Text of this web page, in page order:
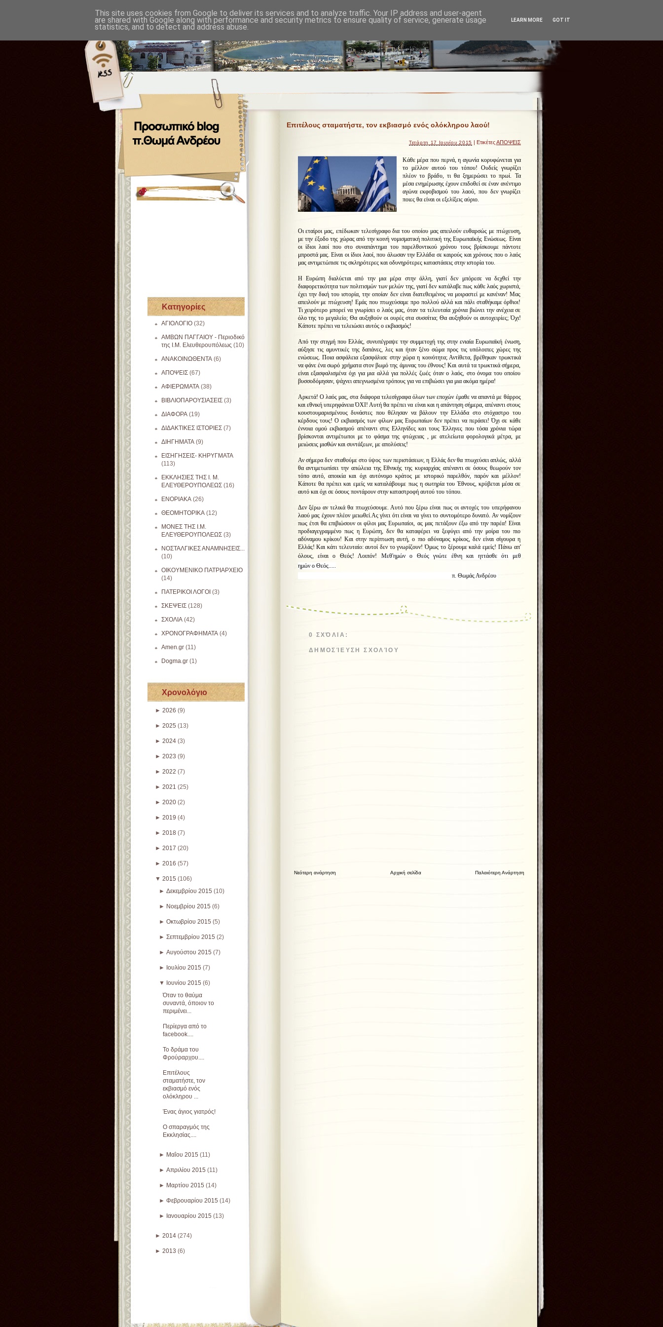
Κατηγορίες
ΑΓΙΟΛΟΓΙΟ (32)
ΑΜΒΩΝ ΠΑΓΓΑΙΟΥ - Περιοδικό
της Ι.Μ. Ελευθερουπόλεως (10)
ΑΝΑΚΟΙΝΩΘΕΝΤΑ (6)
ΑΠΟΨΕΙΣ (67)
ΑΦΙΕΡΩΜΑΤΑ (38)
ΒΙΒΛΙΟΠΑΡΟΥΣΙΑΣΕΙΣ (3)
ΔΙΑΦΟΡΑ (19)
ΔΙΔΑΚΤΙΚΕΣ ΙΣΤΟΡΙΕΣ (7)
ΔΙΗΓΗΜΑΤΑ (9)
ΕΙΣΗΓΗΣΕΙΣ- ΚΗΡΥΓΜΑΤΑ
(113)
ΕΚΚΛΗΣΙΕΣ ΤΗΣ Ι. Μ.
ΕΛΕΥΘΕΡΟΥΠΟΛΕΩΣ (16)
ΕΝΟΡΙΑΚΑ (26)
ΘΕΟΜΗΤΟΡΙΚΑ (12)
ΜΟΝΕΣ ΤΗΣ Ι.Μ.
ΕΛΕΥΘΕΡΟΥΠΟΛΕΩΣ (3)
ΝΟΣΤΑΛΓΙΚΕΣ ΑΝΑΜΝΗΣΕΙΣ...
(10)
ΟΙΚΟΥΜΕΝΙΚΟ ΠΑΤΡΙΑΡΧΕΙΟ
(14)
ΠΑΤΕΡΙΚΟΙ ΛΟΓΟΙ (3)
ΣΚΕΨΕΙΣ (128)
ΣΧΟΛΙΑ (42)
ΧΡΟΝΟΓΡΑΦΗΜΑΤΑ (4)
Amen.gr (11)
Dogma.gr (1)
Χρονολόγιο
► 2026 (9)
► 2025 (13)
► 2024 (3)
► 2023 (9)
► 2022 (7)
► 2021 (25)
► 2020 (2)
► 2019 (4)
► 2018 (7)
► 2017 (20)
► 2016 (57)
▼ 2015 (106)
► Δεκεμβρίου 2015 (10)
► Νοεμβρίου 2015 (6)
► Οκτωβρίου 2015 (5)
► Σεπτεμβρίου 2015 (2)
► Αυγούστου 2015 (7)
► Ιουλίου 2015 (7)
▼ Ιουνίου 2015 (6)
Όταν το θαύμα
συναντά, όποιον το
περιμένει...
Περίεργα από το
facebook....
Το δράμα του
Φρούραρχου....
Επιτέλους
σταματήστε, τον
εκβιασμό ενός
ολόκληρου ...
Ένας άγιος γιατρός!
Ο σπαραγμός της
Εκκλησίας....
► Μαΐου 2015 (11)
► Απριλίου 2015 (11)
► Μαρτίου 2015 (14)
► Φεβρουαρίου 2015 (14)
► Ιανουαρίου 2015 (13)
► 2014 (274)
► 2013 (6)
Επιτέλους σταματήστε, τον εκβιασμό ενός ολόκληρου λαού!
Τετάρτη 17 Ιουνίου 2015 | ΕτικέτεςΑΠΟΨΕΙΣ
Κάθε μέρα που περνά, η αγωνία κορυφώνεται για
το μέλλον αυτού του τόπου! Ουδείς γνωρίζει
πλέον το βράδυ, τι θα ξημερώσει το πρωί. Τα
μέσα ενημέρωσης έχουν επιδοθεί σε έναν ανέντιμο
αγώνα εκφοβισμού του λαού, που δεν γνωρίζει
ποιες θα είναι οι εξελίξεις αύριο.
Οι εταίροι μας, επέδωκαν τελεσίγραφο δια του οποίου μας απειλούν ευθαρσώς με πτώχευση,
με την έξοδο της χώρας από την κοινή νομισματική πολιτική της Ευρωπαϊκής Ενώσεως. Είναι
οι ίδιοι λαοί που στο συναπάντημα του παρελθοντικού χρόνου τους βρίσκουμε πάντοτε
μπροστά μας. Είναι οι ίδιοι λαοί, που άλωσαν την Ελλάδα σε καιρούς και χρόνους που ο λαός
μας αντιμετώπισε τις σκληρότερες και οδυνηρότερες καταστάσεις στην ιστορία του.
Η Ευρώπη διαλύεται από την μια μέρα στην άλλη, γιατί δεν μπόρεσε να δεχθεί την
διαφορετικότητα των πολιτισμών των μελών της, γιατί δεν κατάλαβε πως κάθε λαός χωριστά,
έχει την δική του ιστορία, την οποίαν δεν είναι διατεθειμένος να μοιραστεί με κανέναν! Μας
απειλούν με πτώχευση! Εμάς που πτωχεύσαμε προ πολλού αλλά και πάλι σταθήκαμε όρθιοι!
Τι χειρότερο μπορεί να γνωρίσει ο λαός μας, όταν τα τελευταία χρόνια βιώνει την ανέχεια σε
όλο της το μεγαλείο; Θα αυξηθούν οι ουρές στα συσσίτια; Θα αυξηθούν οι αυτοχειρίες; Όχι!
Κάποτε πρέπει να τελειώσει αυτός ο εκβιασμός!
Από την στιγμή που Ελλάς, συνυπέγραψε την συμμετοχή της στην ενιαία Ευρωπαϊκή ένωση,
αύξησε τις αμυντικές της δαπάνες, λες και ήταν ξένο σώμα προς τις υπόλοιπες χώρες της
ενώσεως. Ποια ασφάλεια εξασφάλισε στην χώρα η κοινότητα; Αντίθετα, βρέθηκαν τρωκτικά
να φάνε ένα σωρό χρήματα στον βωμό της άμυνας του έθνους! Και αυτά τα τρωκτικά σήμερα,
είναι εξασφαλισμένα όχι για μια αλλά για πολλές ζωές όταν ο λαός, στο όνομα του οποίου
βυσσοδόμησαν, ψάχνει απεγνωσμένα τρόπους για να επιβιώσει για μια ακόμα ημέρα!
Αρκετά! Ο λαός μας, στα διάφορα τελεσίγραφα όλων των εποχών έμαθε να απαντά με θάρρος
και εθνική υπερηφάνεια ΌΧΙ! Αυτή θα πρέπει να είναι και η απάντηση σήμερα, απέναντι στους
κουστουμαρισμένους δυνάστες που θέλησαν να βάλουν την Ελλάδα στο στόχαστρο του
κέρδους τους! Ο εκβιασμός των φίλων μας Ευρωπαίων δεν πρέπει να περάσει! Όχι σε κάθε
έννοια ομού εκβιασμού απέναντι στις Ελληνίδες και τους Έλληνες που τόσα χρόνια τώρα
βρίσκονται αντιμέτωποι με το φάσμα της φτώχειας , με ατελείωτα φορολογικά μέτρα, με
μειώσεις μισθών και συντάξεων, με απολύσεις!
Αν σήμερα δεν σταθούμε στο ύψος των περιστάσεων, η Ελλάς δεν θα πτωχεύσει απλώς, αλλά
θα αντιμετωπίσει την απώλεια της Εθνικής της κυριαρχίας απέναντι σε όσους θεωρούν τον
τόπο αυτό, αποικία και όχι αυτόνομο κράτος με ιστορικό παρελθόν, παρόν και μέλλον!
Κάποτε θα πρέπει και εμείς να καταλάβουμε πως η σωτηρία του Έθνους, κρύβεται μέσα σε
αυτό και όχι σε όσους ποντάρουν στην καταστροφή αυτού του τόπου.
Δεν ξέρω αν τελικά θα πτωχεύσουμε. Αυτό που ξέρω είναι πως οι αντοχές του υπερήφανου
λαού μας έχουν πλέον μειωθεί.Ας γίνει ότι είναι να γίνει το συντομότερο δυνατό. Αν νομίζουν
πως έτσι θα επιβιώσουν οι φίλοι μας Ευρωπαίοι, ας μας πετάξουν έξω από την παρέα! Είναι
προδιαγεγραμμένο πως η Ευρώπη, δεν θα καταφέρει να ξεφύγει από την μοίρα του πιο
αδύναμου κρίκου! Και στην περίπτωση αυτή, ο πιο αδύναμος κρίκος, δεν είναι σίγουρα η
Ελλάς! Και κάτι τελευταίο: αυτοί δεν το γνωρίζουν! Όμως το ξέρουμε καλά εμείς! Πάνω απ'
όλους, είναι ο Θεός! Λοιπόν! Μεθ'ημώνο Θεόςγνώτε έθνη και ηττάσθε ότι
μεθ
ημώνο Θεός.....
π. Θωμάς Ανδρέου
0 ΣΧΌΛΙΑ:
ΔΗΜΟΣΊΕΥΣΗ ΣΧΟΛΊΟΥ
Νεότερη ανάρτηση Παλαιότερη Ανάρτηση
Αρχική σελίδα
This site uses cookies from Google to deliver its services and to analyze traffic. Your IP address and user-agent
are shared with Google along with performance and security metrics to ensure quality of service, generate usage
statistics, and to detect and address abuse.
LEARN MORE GOT IT